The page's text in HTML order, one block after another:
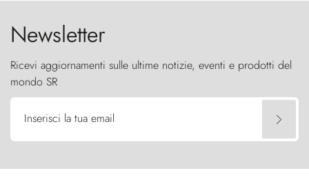
Newsletter
Ricevi aggiornamenti sulle ultime notizie, eventi e prodotti del
mondo SR
Inserisci la tua email